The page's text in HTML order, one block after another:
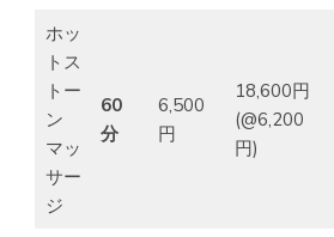
ホッ
トス
トー
ン
マッ
サー
ジ
60
分
6,500
円
18,600円
(@6,200
円)